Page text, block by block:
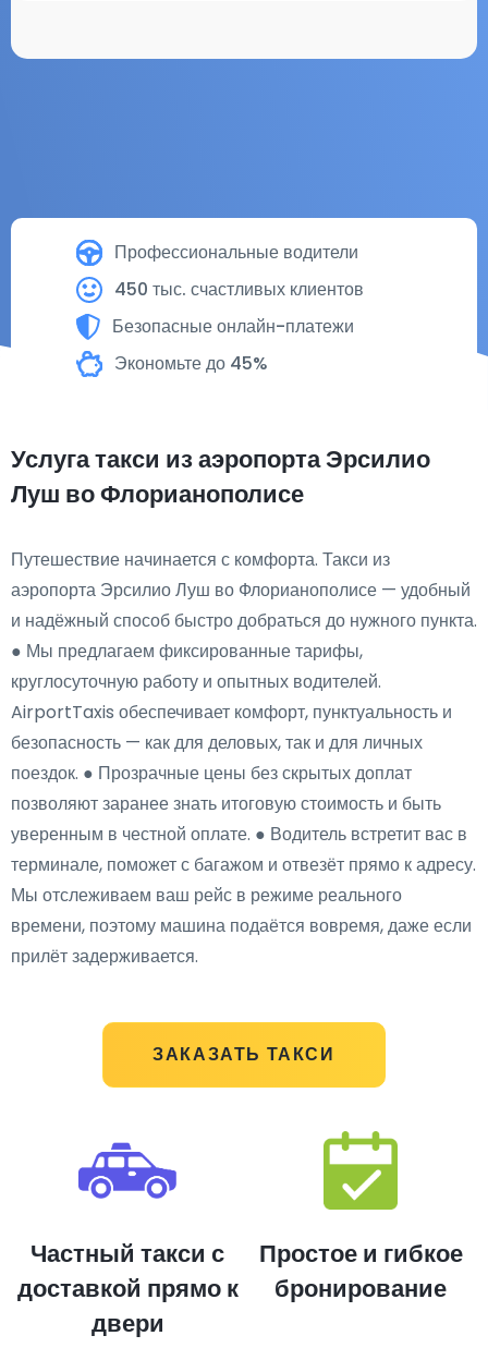
Профессиональные водители
450 тыс. счастливых клиентов
Безопасные онлайн-платежи
Экономьте до 45%
ЗАКАЗАТЬ ТАКСИ
Услуга такси из аэропорта Эрсилио
Луш во Флорианополисе
Путешествие начинается с комфорта. Такси из
аэропорта Эрсилио Луш во Флорианополисе — удобный
и надёжный способ быстро добраться до нужного пункта.
● Мы предлагаем фиксированные тарифы,
круглосуточную работу и опытных водителей.
AirportTaxis обеспечивает комфорт, пунктуальность и
безопасность — как для деловых, так и для личных
поездок. ● Прозрачные цены без скрытых доплат
позволяют заранее знать итоговую стоимость и быть
уверенным в честной оплате. ● Водитель встретит вас в
терминале, поможет с багажом и отвезёт прямо к адресу.
Мы отслеживаем ваш рейс в режиме реального
времени, поэтому машина подаётся вовремя, даже если
прилёт задерживается.
Частный такси с
доставкой прямо к
двери
Простое и гибкое
бронирование